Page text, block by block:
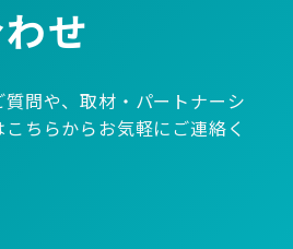
せ
問や、取材・パートナーシ
ちらからお気軽にご連絡く